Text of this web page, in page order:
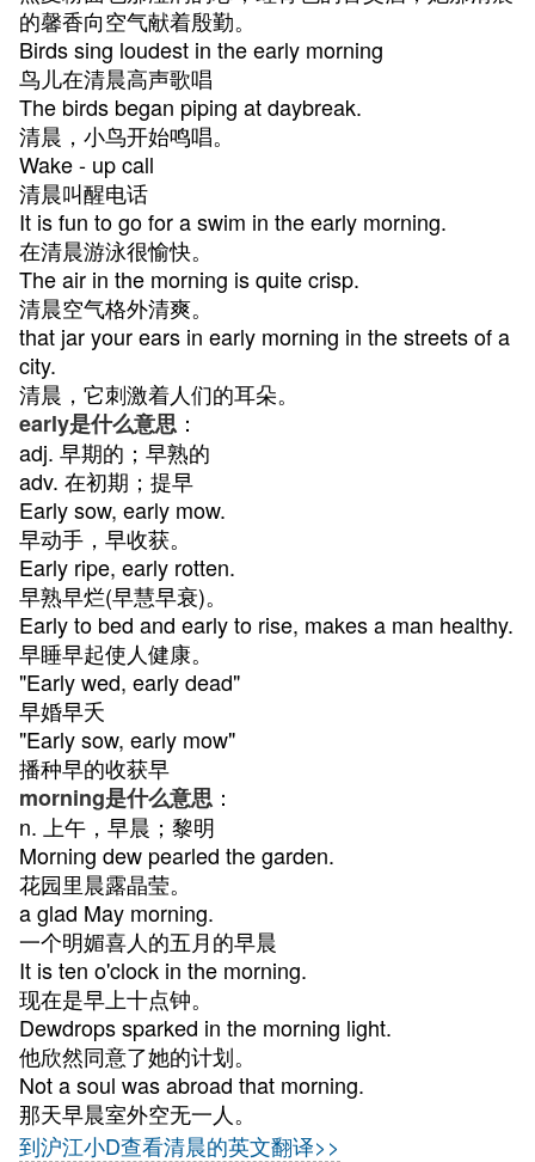
的馨香向空气献着殷勤。
Birds sing loudest in the early morning
鸟儿在清晨高声歌唱
The birds began piping at daybreak.
清晨，小鸟开始鸣唱。
Wake - up call
清晨叫醒电话
It is fun to go for a swim in the early morning.
在清晨游泳很愉快。
The air in the morning is quite crisp.
清晨空气格外清爽。
that jar your ears in early morning in the streets of a
city.
清晨，它刺激着人们的耳朵。
early是什么意思 ：
adj. 早期的；早熟的
adv. 在初期；提早
Early sow, early mow.
早动手，早收获。
Early ripe, early rotten.
早熟早烂(早慧早衰)。
Early to bed and early to rise, makes a man healthy.
早睡早起使人健康。
"Early wed, early dead"
早婚早夭
"Early sow, early mow"
播种早的收获早
morning是什么意思 ：
n. 上午，早晨；黎明
Morning dew pearled the garden.
花园里晨露晶莹。
a glad May morning.
一个明媚喜人的五月的早晨
It is ten o'clock in the morning.
现在是早上十点钟。
Dewdrops sparked in the morning light.
他欣然同意了她的计划。
Not a soul was abroad that morning.
那天早晨室外空无一人。
到沪江小D查看清晨的英文翻译>>